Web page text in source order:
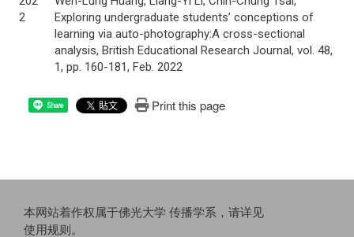
2
Exploring undergraduate students’ conceptions of
learning via auto-photography:A cross-sectional
analysis, British Educational Research Journal, vol. 48,
1, pp. 160-181, Feb. 2022
Share Print this page
本网站着作权属于佛光大学 传播学系，请详见
使用规则。